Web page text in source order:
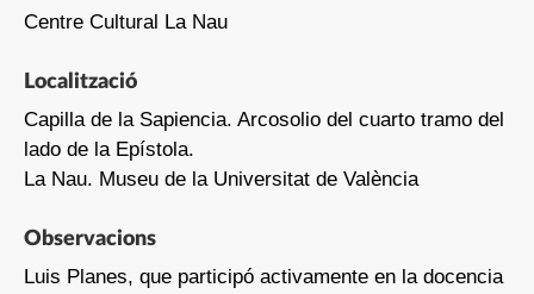
Centre Cultural La Nau
Localització
Capilla de la Sapiencia. Arcosolio del cuarto tramo del
lado de la Epístola.
La Nau. Museu de la Universitat de València
Observacions
Luis Planes, que participó activamente en la docencia